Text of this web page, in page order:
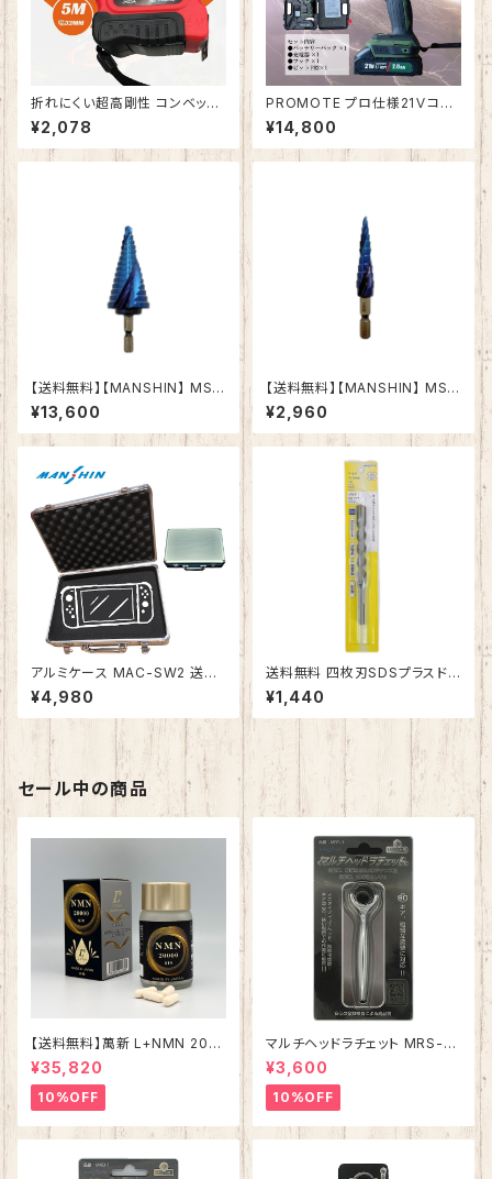
折れにくい超高剛性 コンベック
ス32mm×5m メジャー スケー
ル ダブルストッパー付スチール
金虎（JINHU）JH-25A「鋼覇
¥2,078
PROMOTE プロ仕様21Ｖコー
ドレスインパクトドライバー（ブ
ラシレス）
¥14,800
【送料無料】【MANSHIN】 MSD
-633Co 六角軸ステップドリ
ル ナノブルーコーティング
¥13,600
【送料無料】【MANSHIN】 MSD
-412Co 六角軸ステップドリ
ル ナノブルーコーティング
¥2,960
アルミケース MAC-SW2 送料
無料 アタッシュケース アルミケ
ース ジュラルミンケース 展示用
箱 スポンジ 工具箱 精密機器
音響 モデルガン ゲーム機 測定
機器 小型 工具収納 ブロックク
ッション付き 小物収納 ケースボ
ックス
¥4,980
送料無料 四枚刃SDSプラスドリ
ル 直径14.5mm 全長160mm
MSDS-145160 鉄筋コンクリ
ート・レンガ・モルタル・ブロッ
ク 穴あけ ビット 高速穿孔×長
寿命 アンカー 下穴 刃先研磨
¥1,440
セール中の商品
【送料無料】萬新 L+NMN 200
00 サプリメント コエンザイムQ
10 ヒフワンステムなど美容成分
配合 国内製造 日本産 送料無料
安心 安全
¥35,820
10%OFF
マルチヘッドラチェット MRS-1
【ソケット用】
¥3,600
10%OFF